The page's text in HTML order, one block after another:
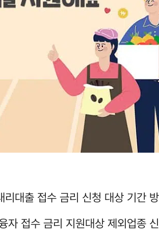
리대출 접수 금리 신청 대상 기간
자 접수 금리 지원대상 제외업종